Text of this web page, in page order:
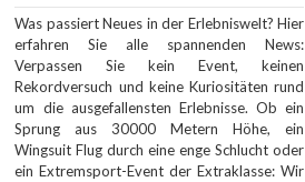
Was passiert Neues in der Erlebniswelt? Hier
erfahren Sie alle spannenden News:
Verpassen Sie kein Event, keinen
Rekordversuch und keine Kuriositäten rund
um die ausgefallensten Erlebnisse. Ob ein
Sprung aus 30000 Metern Höhe, ein
Wingsuit Flug durch eine enge Schlucht oder
ein Extremsport-Event der Extraklasse: Wir